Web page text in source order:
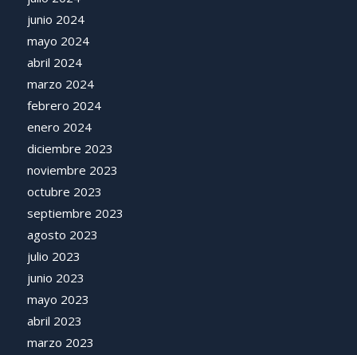
junio 2024
mayo 2024
abril 2024
marzo 2024
febrero 2024
enero 2024
diciembre 2023
noviembre 2023
octubre 2023
septiembre 2023
agosto 2023
julio 2023
junio 2023
mayo 2023
abril 2023
marzo 2023